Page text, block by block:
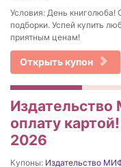
Условия: День книголюба!
подборки. Успей купить
приятным ценам!
Открыть купон
Издательство
оплату
2026
Купоны: Издательство